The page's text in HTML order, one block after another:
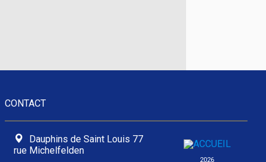
CONTACT
Dauphins de Saint Louis 77
rue Michelfelden
2026